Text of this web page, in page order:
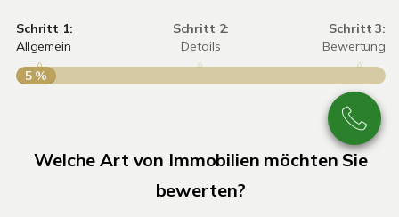
Schritt 1:
Allgemein
Schritt 2:
Details
Schritt 3:
Bewertung
5 %
Welche Art von Immobilien möchten Sie
bewerten?